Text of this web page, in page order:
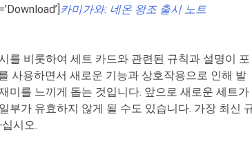
카미가와: 네온 왕조 출시 노트
를 비롯하여 세트 카드와 관련된 규칙과 설명이 포
사용하면서 새로운 기능과 상호작용으로 인해 발
미를 느끼게 돕는 것입니다. 앞으로 새로운 세트가
부가 유효하지 않게 될 수도 있습니다. 가장 최신
시오.